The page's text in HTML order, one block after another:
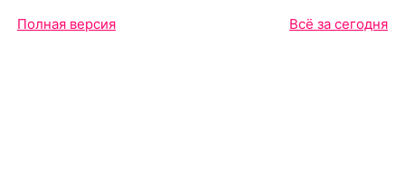
Полная версия Всё за сегодня